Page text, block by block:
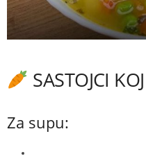
SASTOJCI
Za supu: